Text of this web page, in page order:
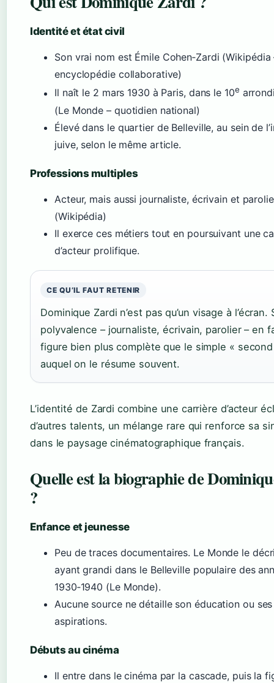
Identité et état civil
Son vrai nom est Émile Cohen‑Zardi (Wikipédia
encyclopédie collaborative)
Il naît le 2 mars 1930 à Paris, dans le 10e
(Le Monde – quotidien national)
Élevé dans le quartier de Belleville, au sein de
juive, selon le même article.
Professions multiples
Acteur, mais aussi journaliste, écrivain et
(Wikipédia)
Il exerce ces métiers tout en poursuivant une
d’acteur prolifique.
CE QU’IL FAUT RETENIR
Dominique Zardi n’est pas qu’un visage à l’écran.
polyvalence – journaliste, écrivain, parolier – en
figure bien plus complète que le simple «
auquel on le résume souvent.
L’identité de Zardi combine une carrière d’acteur
d’autres talents, un mélange rare qui renforce sa
dans le paysage cinématographique français.
Quelle est la biographie de
?
Enfance et jeunesse
Peu de traces documentaires. Le Monde le
ayant grandi dans le Belleville populaire des
1930‑1940 (Le Monde).
Aucune source ne détaille son éducation ou
aspirations.
Débuts au cinéma
Il entre dans le cinéma par la cascade, puis la